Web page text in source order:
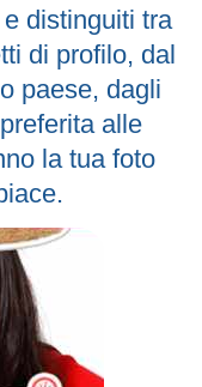
distinguiti tra
di profilo, dal
paese, dagli
alle
la tua foto